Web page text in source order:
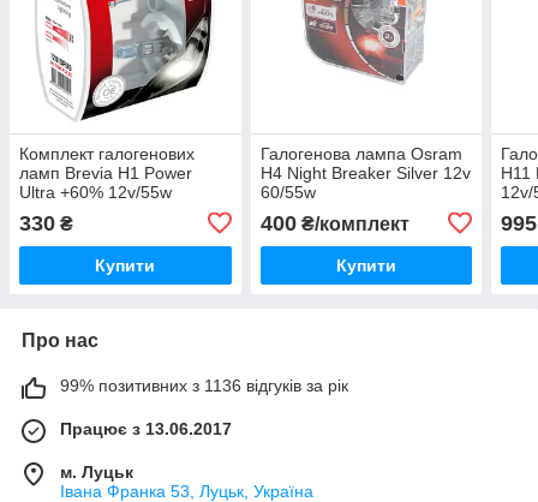
Комплект галогенових
ламп Brevia H1 Power
Ultra +60% 12v/55w
330 ₴
Купити
Галогенова лампа Osram
H4 Night Breaker Silver 12v
60/55w
400₴/комплект
Купити
H11
12v/
995
Про нас
99% позитивних з 1136 відгуків за рік
Працює з 13.06.2017
м. Луцьк
Івана Франка 53, Луцьк, Україна